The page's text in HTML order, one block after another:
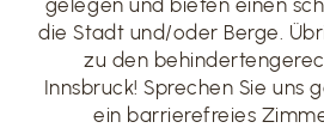
die Stadt und/oder Berge.
zu den
Innsbruck! Sprechen Sie uns
ein barrierefreies